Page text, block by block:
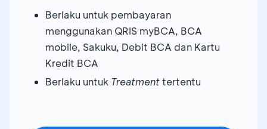
Berlaku untuk pembayaran
menggunakan QRIS myBCA, BCA
mobile, Sakuku, Debit BCA dan Kartu
Kredit BCA
Berlaku untuk Treatmenttertentu